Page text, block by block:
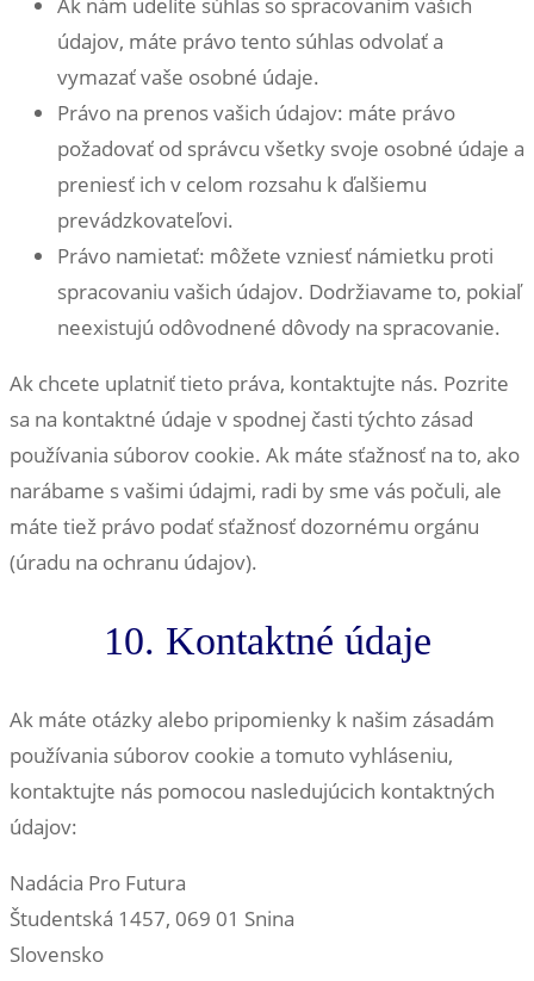
Ak nám udelíte súhlas so spracovaním vašich
údajov, máte právo tento súhlas odvolať a
vymazať vaše osobné údaje.
Právo na prenos vašich údajov: máte právo
požadovať od správcu všetky svoje osobné údaje a
preniesť ich v celom rozsahu k ďalšiemu
prevádzkovateľovi.
Právo namietať: môžete vzniesť námietku proti
spracovaniu vašich údajov. Dodržiavame to, pokiaľ
neexistujú odôvodnené dôvody na spracovanie.
Ak chcete uplatniť tieto práva, kontaktujte nás. Pozrite
sa na kontaktné údaje v spodnej časti týchto zásad
používania súborov cookie. Ak máte sťažnosť na to, ako
narábame s vašimi údajmi, radi by sme vás počuli, ale
máte tiež právo podať sťažnosť dozornému orgánu
(úradu na ochranu údajov).
10. Kontaktné údaje
Ak máte otázky alebo pripomienky k našim zásadám
používania súborov cookie a tomuto vyhláseniu,
kontaktujte nás pomocou nasledujúcich kontaktných
údajov:
Nadácia Pro Futura
Študentská 1457, 069 01 Snina
Slovensko